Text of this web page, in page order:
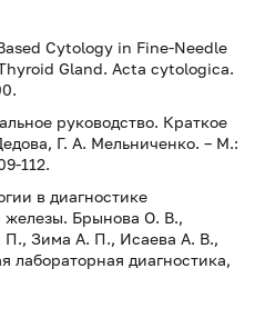
Cytology in Fine-Needle
Gland. Acta cytologica.
руководство. Краткое
Г. А. Мельниченко. – М.:
112.
в диагностике
железы. Брынова О. В.,
Зима А. П., Исаева А. В.,
лабораторная диагностика,